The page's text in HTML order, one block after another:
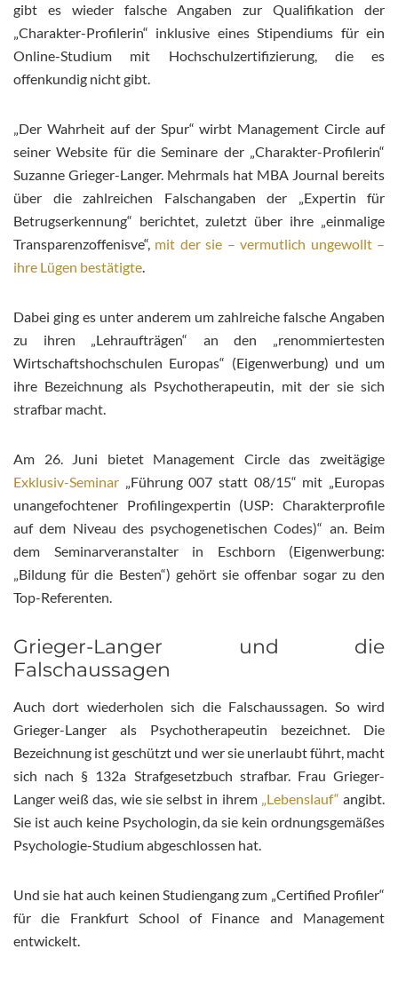
gibt es wieder falsche Angaben zur Qualifikation der
„Charakter-Profilerin“ inklusive eines Stipendiums für ein
Online-Studium mit Hochschulzertifizierung, die es
offenkundig nicht gibt.
„Der Wahrheit auf der Spur“ wirbt Management Circle auf
seiner Website für die Seminare der „Charakter-Profilerin“
Suzanne Grieger-Langer. Mehrmals hat MBA Journal bereits
über die zahlreichen Falschangaben der „Expertin für
Betrugserkennung“ berichtet, zuletzt über ihre „einmalige
Transparenzoffenisve“, mit der sie – vermutlich ungewollt –
ihre Lügen bestätigte.
Dabei ging es unter anderem um zahlreiche falsche Angaben
zu ihren „Lehraufträgen“ an den „renommiertesten
Wirtschaftshochschulen Europas“ (Eigenwerbung) und um
ihre Bezeichnung als Psychotherapeutin, mit der sie sich
strafbar macht.
Am 26. Juni bietet Management Circle das zweitägige
Exklusiv-Seminar „Führung 007 statt 08/15“ mit „Europas
unangefochtener Profilingexpertin (USP: Charakterprofile
auf dem Niveau des psychogenetischen Codes)“ an. Beim
dem Seminarveranstalter in Eschborn (Eigenwerbung:
„Bildung für die Besten“) gehört sie offenbar sogar zu den
Top-Referenten.
Grieger-Langer und die
Falschaussagen
Auch dort wiederholen sich die Falschaussagen. So wird
Grieger-Langer als Psychotherapeutin bezeichnet. Die
Bezeichnung ist geschützt und wer sie unerlaubt führt, macht
sich nach § 132a Strafgesetzbuch strafbar. Frau Grieger-
Langer weiß das, wie sie selbst in ihrem „Lebenslauf“ angibt.
Sie ist auch keine Psychologin, da sie kein ordnungsgemäßes
Psychologie-Studium abgeschlossen hat.
Und sie hat auch keinen Studiengang zum „Certified Profiler“
für die Frankfurt School of Finance and Management
entwickelt.